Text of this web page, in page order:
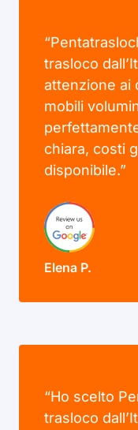
trasloco
attenzione ai
mobili
chiara, costi
disponibile.”
Elena P.
“Ho scelto
trasloco